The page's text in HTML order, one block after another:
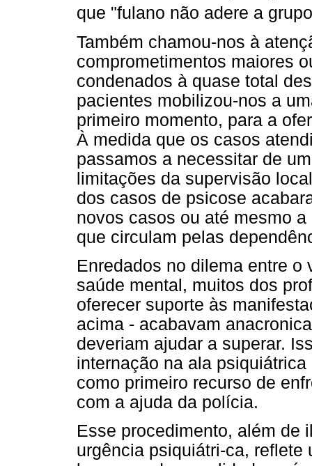
que "fulano não adere a
Também chamou-nos à
comprometimentos maiores
condenados à quase total
pacientes mobilizou-nos a
primeiro momento, para a
À medida que os casos
passamos a necessitar de
limitações da supervisão
dos casos de psicose
novos casos ou até mesmo
que circulam pelas
Enredados no dilema entre
saúde mental, muitos dos
oferecer suporte às
acima - acabavam
deveriam ajudar a superar.
internação na ala
como primeiro recurso de
com a ajuda da polícia.
Esse procedimento, além de
urgência psiquiátri-ca, reflete